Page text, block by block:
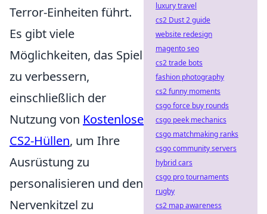
Terror-Einheiten führt.
Es gibt viele
Möglichkeiten, das Spiel
zu verbessern,
einschließlich der
Nutzung von Kostenlose
CS2-Hüllen, um Ihre
Ausrüstung zu
personalisieren und den
Nervenkitzel zu
luxury travel
cs2 Dust 2 guide
website redesign
magento seo
cs2 trade bots
fashion photography
cs2 funny moments
csgo force buy rounds
csgo peek mechanics
csgo matchmaking ranks
csgo community servers
hybrid cars
csgo pro tournaments
rugby
cs2 map awareness